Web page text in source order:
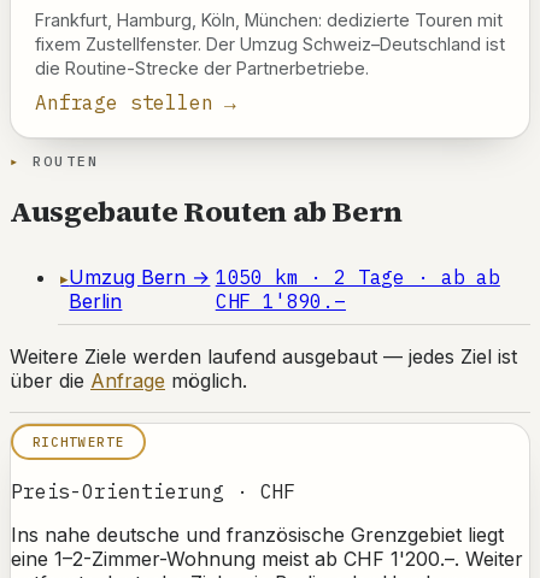
Frankfurt, Hamburg, Köln, München: dedizierte Touren mit
fixem Zustellfenster. Der Umzug Schweiz–Deutschland ist
die Routine-Strecke der Partnerbetriebe.
Anfrage stellen →
ROUTEN
Ausgebaute Routen ab Bern
Umzug Bern →
Berlin
1050 km · 2 Tage · ab ab
CHF 1'890.–
Weitere Ziele werden laufend ausgebaut — jedes Ziel ist
über die Anfrage möglich.
RICHTWERTE
Preis-Orientierung · CHF
Ins nahe deutsche und französische Grenzgebiet liegt
eine 1–2-Zimmer-Wohnung meist ab CHF 1'200.–. Weiter